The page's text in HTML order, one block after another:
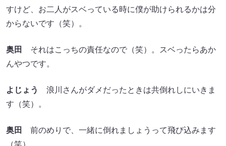
すけど、お二人がスベっている時に僕が助けられるかは分
からないです（笑）。
奥田
それはこっちの責任なので（笑）。スベったらあか
んやつです。
よじょう
浪川さんがダメだったときは共倒れしにいきま
す（笑）。
奥田
前のめりで、一緒に倒れましょうって飛び込みます
（笑）。